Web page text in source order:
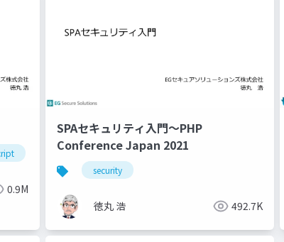
0.9M
SPAセキュリティ入門～PHP
Conference Japan 2021
security
徳丸 浩 492.7K